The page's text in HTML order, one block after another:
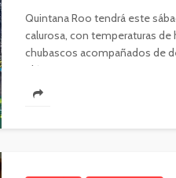
Quintana Roo tendrá este
calurosa, con temperaturas de
chubascos acompañados de
eléctricas y...